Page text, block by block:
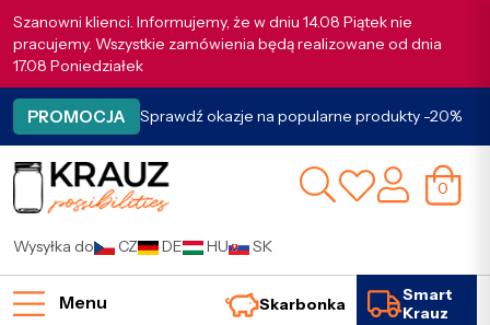
Szanowni klienci. Informujemy, że w dniu 14.08 Piątek nie
pracujemy. Wszystkie zamówienia będą realizowane od dnia
17.08 Poniedziałek
PROMOCJA Sprawdź okazje na popularne produkty -20%
0
Wysyłka do CZ DE HU SK
Menu Skarbonka
Smart
Krauz